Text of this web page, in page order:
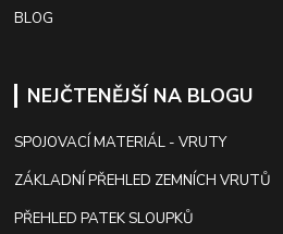
BLOG
NEJČTENĚJŠÍ NA BLOGU
SPOJOVACÍ MATERIÁL - VRUTY
ZÁKLADNÍ PŘEHLED ZEMNÍCH VRUTŮ
PŘEHLED PATEK SLOUPKŮ